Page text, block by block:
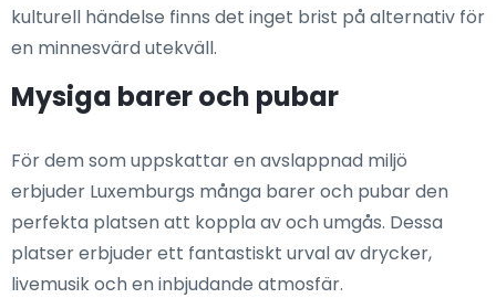
kulturell händelse finns det inget brist på alternativ för
en minnesvärd utekväll.
Mysiga barer och pubar
För dem som uppskattar en avslappnad miljö
erbjuder Luxemburgs många barer och pubar den
perfekta platsen att koppla av och umgås. Dessa
platser erbjuder ett fantastiskt urval av drycker,
livemusik och en inbjudande atmosfär.